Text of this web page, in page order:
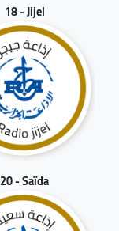
18 - Jijel
20 - Saïda